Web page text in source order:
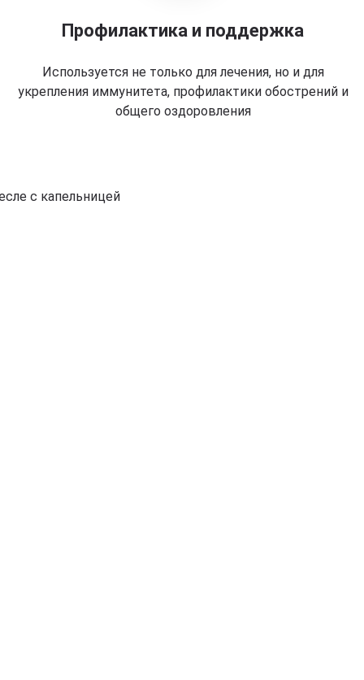
Профилактика и поддержка
Используется не только для лечения, но и для
укрепления иммунитета, профилактики обострений и
общего оздоровления